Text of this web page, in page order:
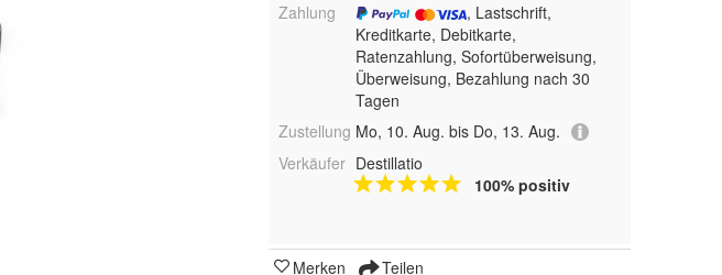
Zahlung
, Lastschrift,
Kreditkarte, Debitkarte,
Ratenzahlung, Sofortüberweisung,
Überweisung, Bezahlung nach 30
Tagen
Zustellung Mo, 10. Aug. bis Do, 13. Aug.
Verkäufer Destillatio
100% positiv
Merken Teilen